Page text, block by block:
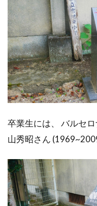
卒業生には、 バルセ
山秀昭さん